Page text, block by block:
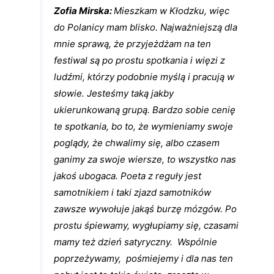
Zofia Mirska:Mieszkam w Kłodzku, więc
do Polanicy mam blisko. Najważniejszą dla
mnie sprawą, że przyjeżdżam na ten
festiwal są po prostu spotkania i więzi z
ludźmi, którzy podobnie myślą i pracują w
słowie. Jesteśmy taką jakby
ukierunkowaną grupą. Bardzo sobie cenię
te spotkania, bo to, że wymieniamy swoje
poglądy, że chwalimy się, albo czasem
ganimy za swoje wiersze, to wszystko nas
jakoś ubogaca. Poeta z reguły jest
samotnikiem i taki zjazd samotników
zawsze wywołuje jakąś burzę mózgów. Po
prostu śpiewamy, wygłupiamy się, czasami
mamy też dzień satyryczny. Wspólnie
poprzeżywamy, pośmiejemy i dla nas ten